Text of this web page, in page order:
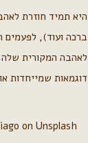
ברכה ועוד), לפעמים
לאהבה המקורית
דוגמאות שמייחדות
on Unsplash